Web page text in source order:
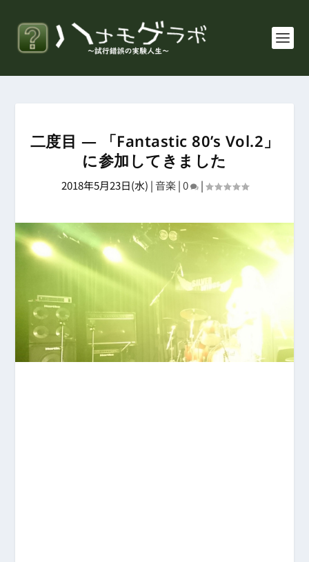
二度目 ― 「Fantastic 80’s Vol.2」
に参加してきました
2018年5月23日(水) | 音楽|0 |